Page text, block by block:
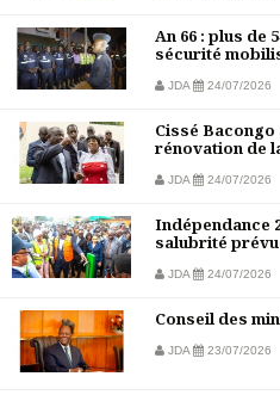
An 66 : plus de
sécurité
JDA 24/07/2026
Cissé
rénovation de
JDA 24/07/2026
Indépendance
salubrité
JDA 24/07/2026
Conseil des
JDA 23/07/2026